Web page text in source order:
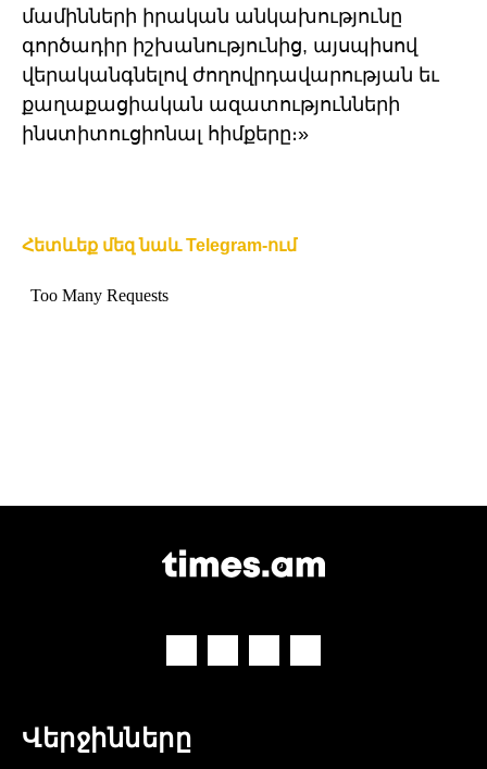
մամինների իրական անկախությունը
գործադիր իշխանությունից, այսպիսով
վերականգնելով ժողովրդավարության եւ
քաղաքացիական ազատությունների
ինստիտուցիոնալ հիմքերը։»
Հետևեք մեզ նաև Telegram-ում
Վերջինները